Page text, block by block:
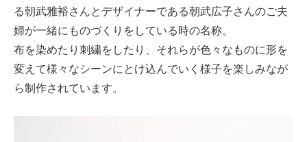
る朝武雅裕さんとデザイナーである朝武広子さんのご夫
婦が一緒にものづくりをしている時の名称。
布を染めたり刺繍をしたり、それらが色々なものに形を
変えて様々なシーンにとけ込んでいく様子を楽しみなが
ら制作されています。